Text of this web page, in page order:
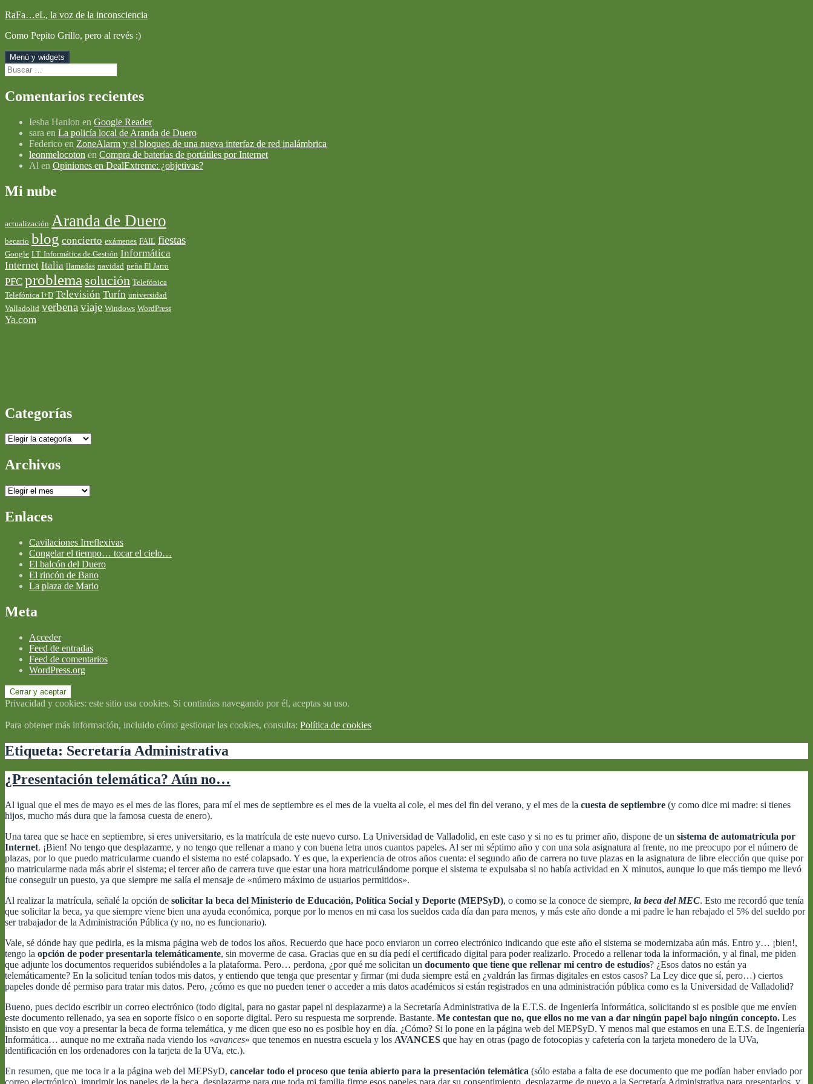
Saltar
contenido
RaFa…eL, la voz de la inconsciencia
Como Pepito Grillo, pero al revés :)
Menú y widgets
Buscar:
Comentarios recientes
Iesha Hanlon en Google Reader
sara en La policía local de Aranda de Duero
Federico en ZoneAlarm y el bloqueo de una nueva interfaz de red inalámbrica
leonmelocoton en Compra de baterías de portátiles por Internet
Al en Opiniones en DealExtreme: ¿objetivas?
Mi nube
actualización Aranda de Duero
becario blog concierto exámenes FAIL fiestas
Google I.T. Informática de Gestión Informática
Internet Italia llamadas navidad peña El Jarro
PFC problema solución Telefónica
Telefónica I+D Televisión Turín universidad
Valladolid verbena viaje Windows WordPress
Ya.com
Categorías
Categorías
Archivos
Archivos
Enlaces
Cavilaciones Irreflexivas
Congelar el tiempo… tocar el cielo…
El balcón del Duero
El rincón de Bano
La plaza de Mario
Meta
Acceder
Feed de entradas
Feed de comentarios
WordPress.org
Privacidad y cookies: este sitio usa cookies. Si continúas navegando por él, aceptas su uso.
Para obtener más información, incluido cómo gestionar las cookies, consulta: Política de cookies
Etiqueta: Secretaría Administrativa
¿Presentación telemática? Aún no…
Al igual que el mes de mayo es el mes de las flores, para mí el mes de septiembre es el mes de la vuelta al cole, el mes del fin del verano, y el mes de la cuesta de septiembre (y como dice mi madre: si tienes
hijos, mucho más dura que la famosa cuesta de enero).
Una tarea que se hace en septiembre, si eres universitario, es la matrícula de este nuevo curso. La Universidad de Valladolid, en este caso y si no es tu primer año, dispone de un sistema de automatrícula por
Internet. ¡Bien! No tengo que desplazarme, y no tengo que rellenar a mano y con buena letra unos cuantos papeles. Al ser mi séptimo año y con una sola asignatura al frente, no me preocupo por el número de
plazas, por lo que puedo matricularme cuando el sistema no esté colapsado. Y es que, la experiencia de otros años cuenta: el segundo año de carrera no tuve plazas en la asignatura de libre elección que quise por
no matricularme nada más abrir el sistema; el tercer año de carrera tuve que estar una hora matriculándome porque el sistema te expulsaba si no había actividad en X minutos, aunque lo que más tiempo me llevó
fue conseguir un puesto, ya que siempre me salía el mensaje de «número máximo de usuarios permitidos».
Al realizar la matrícula, señalé la opción de solicitar la beca del Ministerio de Educación, Política Social y Deporte (MEPSyD), o como se la conoce de siempre, la beca del MEC. Esto me recordó que tenía
que solicitar la beca, ya que siempre viene bien una ayuda económica, porque por lo menos en mi casa los sueldos cada día dan para menos, y más este año donde a mi padre le han rebajado el 5% del sueldo por
ser trabajador de la Administración Pública (y no, no es funcionario).
Vale, sé dónde hay que pedirla, es la misma página web de todos los años. Recuerdo que hace poco enviaron un correo electrónico indicando que este año el sistema se modernizaba aún más. Entro y… ¡bien!,
tengo la opción de poder presentarla telemáticamente, sin moverme de casa. Gracias que en su día pedí el certificado digital para poder realizarlo. Procedo a rellenar toda la información, y al final, me piden
que adjunte los documentos requeridos subiéndoles a la plataforma. Pero… perdona, ¿por qué me solicitan un documento que tiene que rellenar mi centro de estudios? ¿Esos datos no están ya
telemáticamente? En la solicitud tenían todos mis datos, y entiendo que tenga que presentar y firmar (mi duda siempre está en ¿valdrán las firmas digitales en estos casos? La Ley dice que sí, pero…) ciertos
papeles donde dé permiso para tratar mis datos. Pero, ¿cómo es que no pueden tener o acceder a mis datos académicos si están registrados en una administración pública como es la Universidad de Valladolid?
Bueno, pues decido escribir un correo electrónico (todo digital, para no gastar papel ni desplazarme) a la Secretaría Administrativa de la E.T.S. de Ingeniería Informática, solicitando si es posible que me envíen
este documento rellenado, ya sea en soporte físico o en soporte digital. Pero su respuesta me sorprende. Bastante. Me contestan que no, que ellos no me van a dar ningún papel bajo ningún concepto. Les
insisto en que voy a presentar la beca de forma telemática, y me dicen que eso no es posible hoy en día. ¿Cómo? Si lo pone en la página web del MEPSyD. Y menos mal que estamos en una E.T.S. de Ingeniería
Informática… aunque no me extraña nada viendo los «avances» que tenemos en nuestra escuela y los AVANCES que hay en otras (pago de fotocopias y cafetería con la tarjeta monedero de la UVa,
identificación en los ordenadores con la tarjeta de la UVa, etc.).
En resumen, que me toca ir a la página web del MEPSyD, cancelar todo el proceso que tenía abierto para la presentación telemática (sólo estaba a falta de ese documento que me podían haber enviado por
correo electrónico), imprimir los papeles de la beca, desplazarme para que toda mi familia firme esos papeles para dar su consentimiento, desplazarme de nuevo a la Secretaría Administrativa para presentarlos, y